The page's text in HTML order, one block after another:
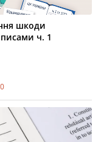
шкоди
ч. 1
0